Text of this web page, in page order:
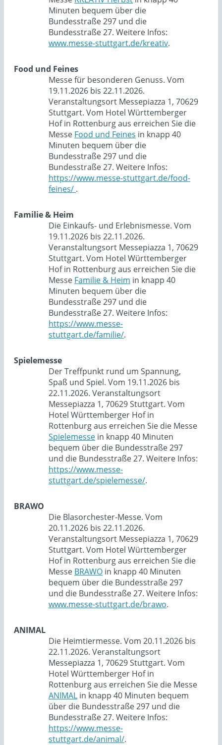
Minuten bequem über die
Bundesstraße 297 und die
Bundesstraße 27. Weitere Infos:
www.messe-stuttgart.de/kreativ.
Food und Feines
Messe für besonderen Genuss. Vom
19.11.2026 bis 22.11.2026.
Veranstaltungsort Messepiazza 1, 70629
Stuttgart. Vom Hotel Württemberger
Hof in Rottenburg aus erreichen Sie die
Messe Food und Feines in knapp 40
Minuten bequem über die
Bundesstraße 297 und die
Bundesstraße 27. Weitere Infos:
https://www.messe-stuttgart.de/food-
feines/ .
Familie & Heim
Die Einkaufs- und Erlebnismesse. Vom
19.11.2026 bis 22.11.2026.
Veranstaltungsort Messepiazza 1, 70629
Stuttgart. Vom Hotel Württemberger
Hof in Rottenburg aus erreichen Sie die
Messe Familie & Heim in knapp 40
Minuten bequem über die
Bundesstraße 297 und die
Bundesstraße 27. Weitere Infos:
https://www.messe-
stuttgart.de/familie/.
Spielemesse
Der Treffpunkt rund um Spannung,
Spaß und Spiel. Vom 19.11.2026 bis
22.11.2026. Veranstaltungsort
Messepiazza 1, 70629 Stuttgart. Vom
Hotel Württemberger Hof in
Rottenburg aus erreichen Sie die Messe
Spielemesse in knapp 40 Minuten
bequem über die Bundesstraße 297
und die Bundesstraße 27. Weitere Infos:
https://www.messe-
stuttgart.de/spielemesse/.
BRAWO
Die Blasorchester-Messe. Vom
20.11.2026 bis 22.11.2026.
Veranstaltungsort Messepiazza 1, 70629
Stuttgart. Vom Hotel Württemberger
Hof in Rottenburg aus erreichen Sie die
Messe BRAWO in knapp 40 Minuten
bequem über die Bundesstraße 297
und die Bundesstraße 27. Weitere Infos:
www.messe-stuttgart.de/brawo.
ANIMAL
Die Heimtiermesse. Vom 20.11.2026 bis
22.11.2026. Veranstaltungsort
Messepiazza 1, 70629 Stuttgart. Vom
Hotel Württemberger Hof in
Rottenburg aus erreichen Sie die Messe
ANIMAL in knapp 40 Minuten bequem
über die Bundesstraße 297 und die
Bundesstraße 27. Weitere Infos:
https://www.messe-
stuttgart.de/animal/.